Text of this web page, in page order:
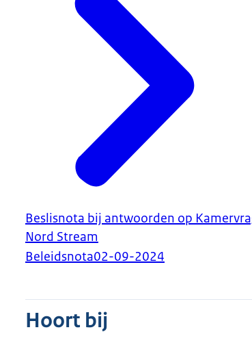
Beslisnota bij antwoorden op
Nord Stream
Beleidsnota02-09-2024
Hoort bij